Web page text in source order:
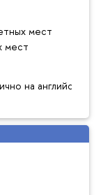
мест
мест
на английском